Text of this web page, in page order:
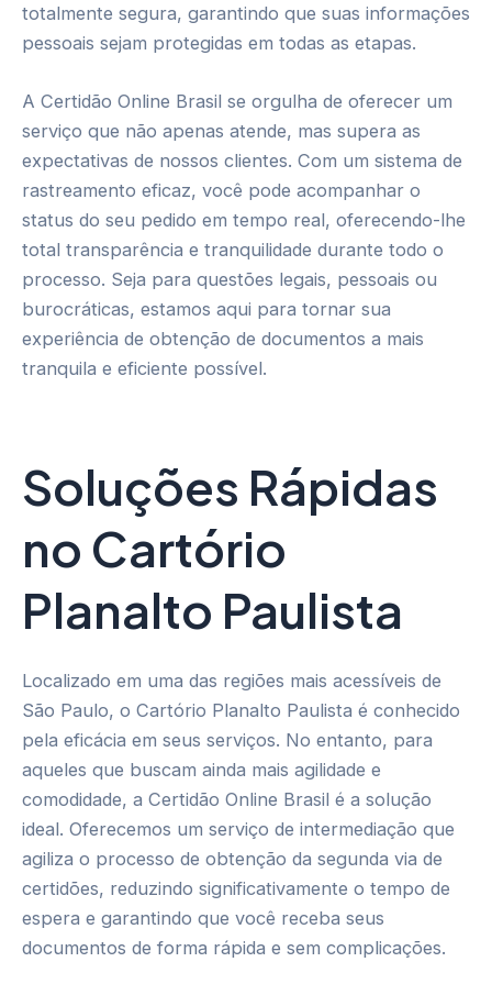
totalmente segura, garantindo que suas informações
pessoais sejam protegidas em todas as etapas.
A Certidão Online Brasil se orgulha de oferecer um
serviço que não apenas atende, mas supera as
expectativas de nossos clientes. Com um sistema de
rastreamento eficaz, você pode acompanhar o
status do seu pedido em tempo real, oferecendo-lhe
total transparência e tranquilidade durante todo o
processo. Seja para questões legais, pessoais ou
burocráticas, estamos aqui para tornar sua
experiência de obtenção de documentos a mais
tranquila e eficiente possível.
Soluções Rápidas
no Cartório
Planalto Paulista
Localizado em uma das regiões mais acessíveis de
São Paulo, o Cartório Planalto Paulista é conhecido
pela eficácia em seus serviços. No entanto, para
aqueles que buscam ainda mais agilidade e
comodidade, a Certidão Online Brasil é a solução
ideal. Oferecemos um serviço de intermediação que
agiliza o processo de obtenção da segunda via de
certidões, reduzindo significativamente o tempo de
espera e garantindo que você receba seus
documentos de forma rápida e sem complicações.